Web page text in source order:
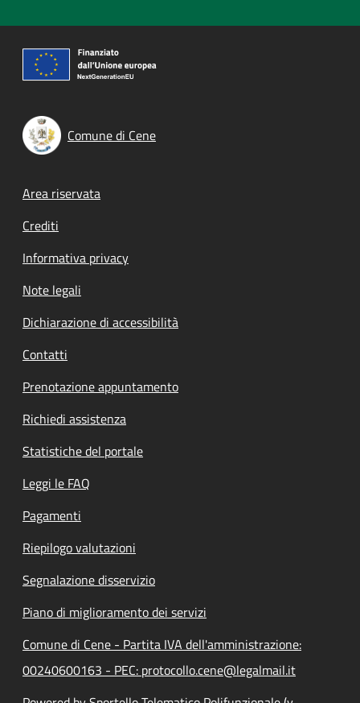
Comune di Cene
Footer menu
Area riservata
Crediti
Informativa privacy
Note legali
Dichiarazione di accessibilità
Contatti
Prenotazione appuntamento
Richiedi assistenza
Statistiche del portale
Leggi le FAQ
Pagamenti
Riepilogo valutazioni
Segnalazione disservizio
Piano di miglioramento dei servizi
Comune di Cene - Partita IVA dell'amministrazione:
00240600163 - PEC: protocollo.cene@legalmail.it